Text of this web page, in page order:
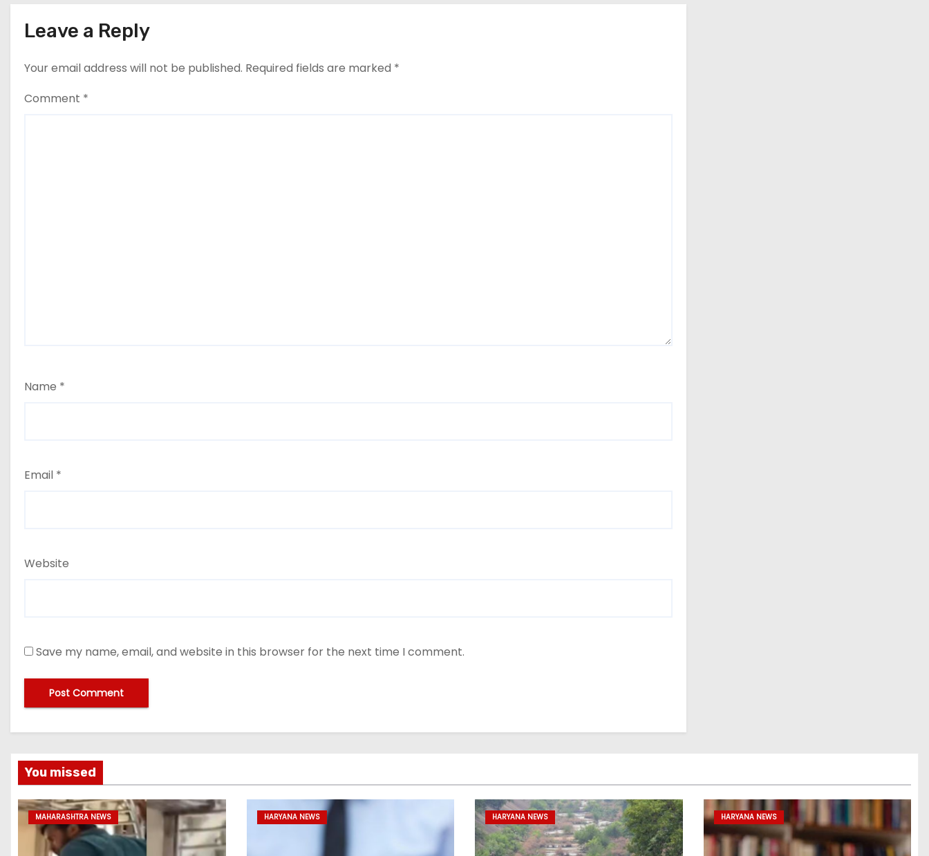
Leave a Reply
Your email address will not be published. Required fields are marked *
Comment *
Name *
Email *
Website
Save my name, email, and website in this browser for the next time I comment.
You missed
MAHARASHTRA NEWS HARYANA NEWS HARYANA NEWS HARYANA NEWS